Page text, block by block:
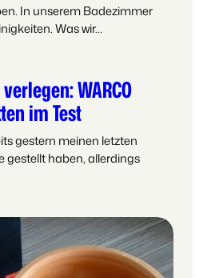
In unserem Badezimmer
Was wir…
WARCO
im Test
gestern meinen letzten
gestellt haben, allerdings